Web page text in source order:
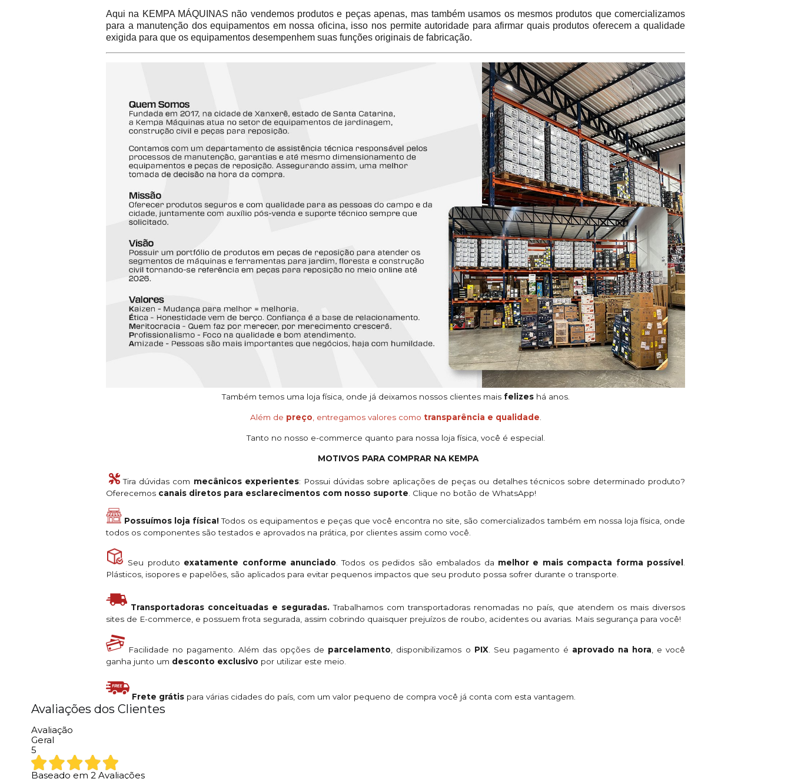
Aqui na KEMPA MÁQUINAS não vendemos produtos e peças apenas, mas também usamos os mesmos produtos que comercializamos
para a manutenção dos equipamentos em nossa oficina, isso nos permite autoridade para afirmar quais produtos oferecem a qualidade
exigida para que os equipamentos desempenhem suas funções originais de fabricação.
Também temos uma loja física, onde já deixamos nossos clientes mais felizeshá anos.
Além de preço, entregamos valores como transparência e qualidade.
Tanto no nosso e-commerce quanto para nossa loja física, você é especial.
MOTIVOS PARA COMPRAR NA KEMPA
Tira dúvidas com mecânicos experientes: Possui dúvidas sobre aplicações de peças ou detalhes técnicos sobre determinado produto?
Oferecemos canais diretos para esclarecimentos com nosso suporte. Clique no botão de WhatsApp!
Possuímos loja física!Todos os equipamentos e peças que você encontra no site, são comercializados também em nossa loja física, onde
todos os componentes são testados e aprovados na prática, por clientes assim como você.
Seu produto exatamente conforme anunciado. Todos os pedidos são embalados da melhor e mais compacta forma possível .
Plásticos, isopores e papelões, são aplicados para evitar pequenos impactos que seu produto possa sofrer durante o transporte.
Transportadoras conceituadas e seguradas. Trabalhamos com transportadoras renomadas no país, que atendem os mais diversos
sites de E-commerce, e possuem frota segurada, assim cobrindo quaisquer prejuízos de roubo, acidentes ou avarias. Mais segurança para você!
Facilidade no pagamento. Além das opções de parcelamento, disponibilizamos o PIX. Seu pagamento é aprovado na hora, e você
ganha junto um desconto exclusivo por utilizar este meio.
Frete grátis para várias cidades do país, com um valor pequeno de compra você já conta com esta vantagem.
Avaliações dos Clientes
Avaliação
Geral
5
Baseado em 2 Avaliações